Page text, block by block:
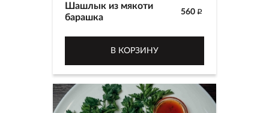
560 p
Шашлык из мякоти
барашка
В КОРЗИНУ